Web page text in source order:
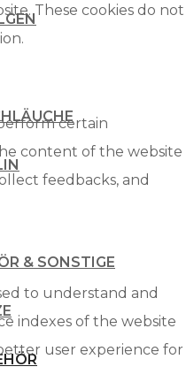
& SONSTIGE
These cookies do not
certain
content of the website
feedbacks, and
to understand and
indexes of the website
user experience for